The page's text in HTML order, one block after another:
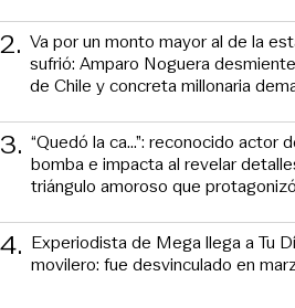
2. Va por un monto mayor al de la
sufrió: Amparo Noguera
de Chile y concreta millonaria
3. “Quedó la ca...”: reconocido actor
bomba e impacta al revelar
triángulo amoroso que protagonizó
4. Experiodista de Mega llega a Tu
movilero: fue desvinculado en